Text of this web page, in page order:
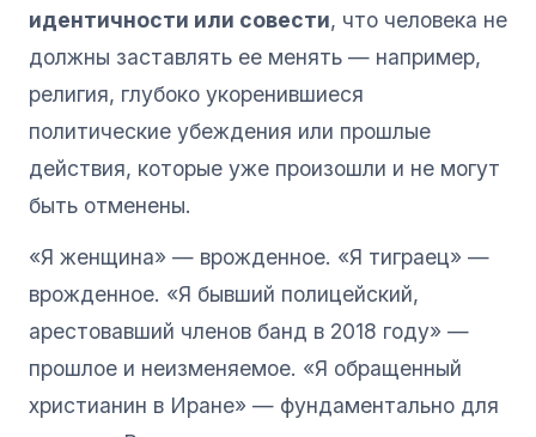
идентичности или совести, что человека не
должны заставлять ее менять — например,
религия, глубоко укоренившиеся
политические убеждения или прошлые
действия, которые уже произошли и не могут
быть отменены.
«Я женщина» — врожденное. «Я тиграец» —
врожденное. «Я бывший полицейский,
арестовавший членов банд в 2018 году» —
прошлое и неизменяемое. «Я обращенный
христианин в Иране» — фундаментально для